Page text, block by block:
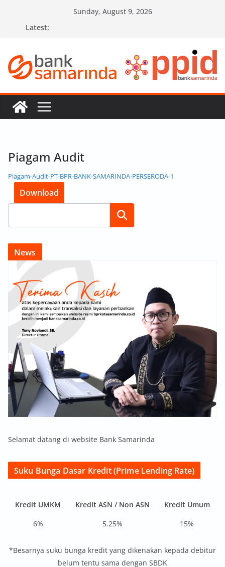
Sunday, August 9, 2026
Latest:
Piagam Audit
Piagam-Audit-PT-BPR-BANK-SAMARINDA-PERSERODA-1
Download
Search
News
Selamat datang di website Bank Samarinda
Suku Bunga Dasar Kredit (Prime Lending Rate)
Kredit UMKM Kredit ASN / Non ASN
Kredit Umum
6%
5.25% 15%
*Besarnya suku bunga kredit yang dikenakan kepada debitur
belum tentu sama dengan SBDK